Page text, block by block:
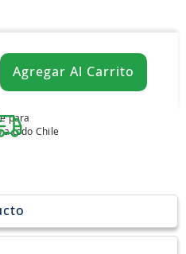
Agregar Al Carrito
para
a todo Chile